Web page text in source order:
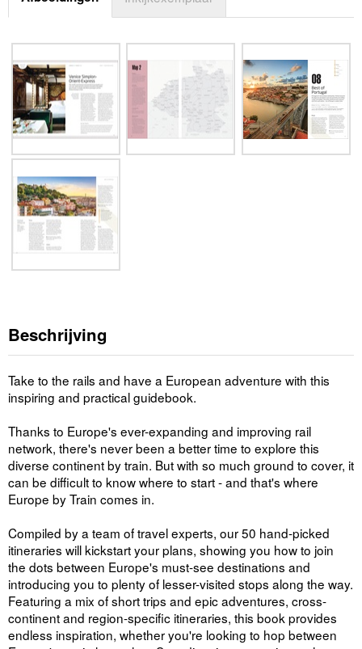
Beschrijving
Take to the rails and have a European adventure with this
inspiring and practical guidebook.
Thanks to Europe's ever-expanding and improving rail
network, there's never been a better time to explore this
diverse continent by train. But with so much ground to cover, it
can be difficult to know where to start - and that's where
Europe by Train comes in.
Compiled by a team of travel experts, our 50 hand-picked
itineraries will kickstart your plans, showing you how to join
the dots between Europe's must-see destinations and
introducing you to plenty of lesser-visited stops along the way.
Featuring a mix of short trips and epic adventures, cross-
continent and region-specific itineraries, this book provides
endless inspiration, whether you're looking to hop between